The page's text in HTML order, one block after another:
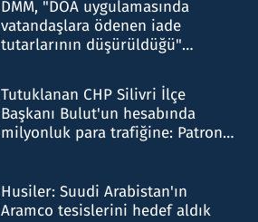
DMM, "DOA uygulamasında
vatandaşlara ödenen iade
tutarlarının düşürüldüğü"
Tutuklanan CHP Silivri İlçe
Başkanı Bulut'un hesabında
milyonluk para trafiğine: Patron
Husiler: Suudi Arabistan'ın
Aramco tesislerini hedef aldık